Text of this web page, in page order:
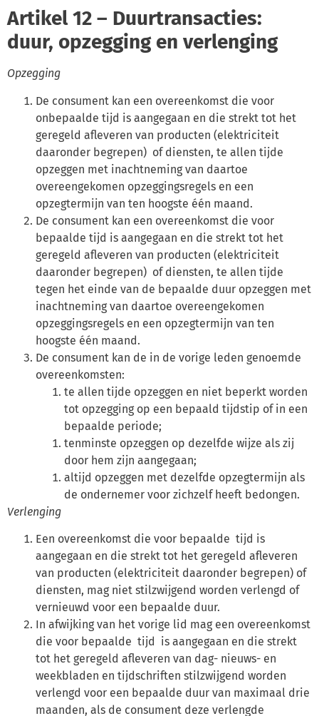
Artikel 12 – Duurtransacties:
duur, opzegging en verlenging
Opzegging
De consument kan een overeenkomst die voor
onbepaalde tijd is aangegaan en die strekt tot het
geregeld afleveren van producten (elektriciteit
daaronder begrepen) of diensten, te allen tijde
opzeggen met inachtneming van daartoe
overeengekomen opzeggingsregels en een
opzegtermijn van ten hoogste één maand.
De consument kan een overeenkomst die voor
bepaalde tijd is aangegaan en die strekt tot het
geregeld afleveren van producten (elektriciteit
daaronder begrepen) of diensten, te allen tijde
tegen het einde van de bepaalde duur opzeggen met
inachtneming van daartoe overeengekomen
opzeggingsregels en een opzegtermijn van ten
hoogste één maand.
De consument kan de in de vorige leden genoemde
overeenkomsten:
te allen tijde opzeggen en niet beperkt worden
tot opzegging op een bepaald tijdstip of in een
bepaalde periode;
tenminste opzeggen op dezelfde wijze als zij
door hem zijn aangegaan;
altijd opzeggen met dezelfde opzegtermijn als
de ondernemer voor zichzelf heeft bedongen.
Verlenging
Een overeenkomst die voor bepaalde tijd is
aangegaan en die strekt tot het geregeld afleveren
van producten (elektriciteit daaronder begrepen) of
diensten, mag niet stilzwijgend worden verlengd of
vernieuwd voor een bepaalde duur.
In afwijking van het vorige lid mag een overeenkomst
die voor bepaalde tijd is aangegaan en die strekt
tot het geregeld afleveren van dag- nieuws- en
weekbladen en tijdschriften stilzwijgend worden
verlengd voor een bepaalde duur van maximaal drie
maanden, als de consument deze verlengde